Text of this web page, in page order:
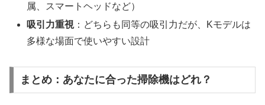
属、スマートヘッドなど）
吸引力重視：どちらも同等の吸引力だが、Kモデルは
多様な場面で使いやすい設計
まとめ：あなたに合った掃除機はどれ？